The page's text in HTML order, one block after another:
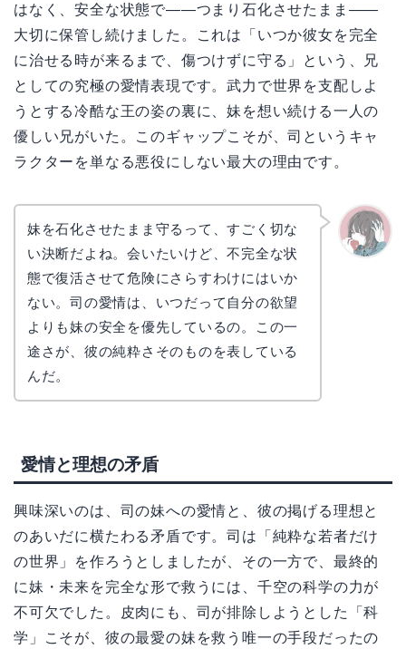
はなく、安全な状態で——つまり石化させたまま——
大切に保管し続けました。これは「いつか彼女を完全
に治せる時が来るまで、傷つけずに守る」という、兄
としての究極の愛情表現です。武力で世界を支配しよ
うとする冷酷な王の姿の裏に、妹を想い続ける一人の
優しい兄がいた。このギャップこそが、司というキャ
ラクターを単なる悪役にしない最大の理由です。
妹を石化させたまま守るって、すごく切な
い決断だよね。会いたいけど、不完全な状
態で復活させて危険にさらすわけにはいか
ない。司の愛情は、いつだって自分の欲望
よりも妹の安全を優先しているの。この一
途さが、彼の純粋さそのものを表している
んだ。
愛情と理想の矛盾
興味深いのは、司の妹への愛情と、彼の掲げる理想と
のあいだに横たわる矛盾です。司は「純粋な若者だけ
の世界」を作ろうとしましたが、その一方で、最終的
に妹・未来を完全な形で救うには、千空の科学の力が
不可欠でした。皮肉にも、司が排除しようとした「科
学」こそが、彼の最愛の妹を救う唯一の手段だったの